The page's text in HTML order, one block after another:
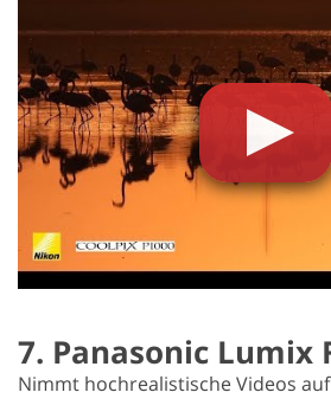
7. Panasonic Lumix
Nimmt hochrealistische Videos auf